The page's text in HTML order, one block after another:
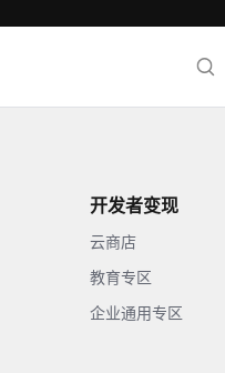
开发者变现
云商店
教育专区
企业通用专区